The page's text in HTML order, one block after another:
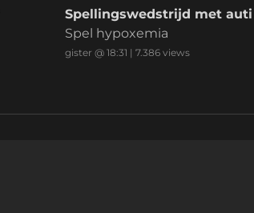
Spellingswedstrijd met auti
Spel hypoxemia
gister @ 18:31 |7.386 views